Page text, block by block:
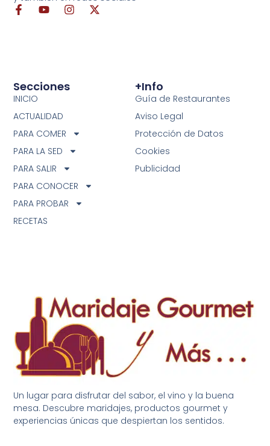
Un lugar para disfrutar del sabor, el vino y la buena
mesa. Descubre maridajes, productos gourmet y
experiencias únicas que despiertan los sentidos.
+info
Guía de Restaurantes
Aviso Legal
Protección de Datos
Cookies
Publicidad
Secciones
INICIO
ACTUALIDAD
PARA COMER
PARA LA SED
PARA SALIR
PARA CONOCER
PARA PROBAR
RECETAS